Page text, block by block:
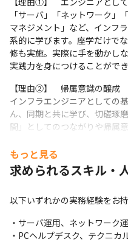
「サーバ」「ネットワーク」
マネジメント」など、インフ
系的に学びます。座学だけで
修も実施。実際に手を動かし
実践力を身につけることができ
【理由②】　帰属意識の醸成
インフラエンジニアとしての
ん、同期と共に学び、切磋琢
間」としてのつながりや帰属
【理由③】　納得感のあるアサ
研修期間中は、定期面談を実
や適性も踏まえながら、一人
※研修は本社にて実施します。
もっと見る
求められるスキル・
以下いずれかの実務経験をお
・サーバ運用、ネットワーク
・PCヘルプデスク、テクニカ